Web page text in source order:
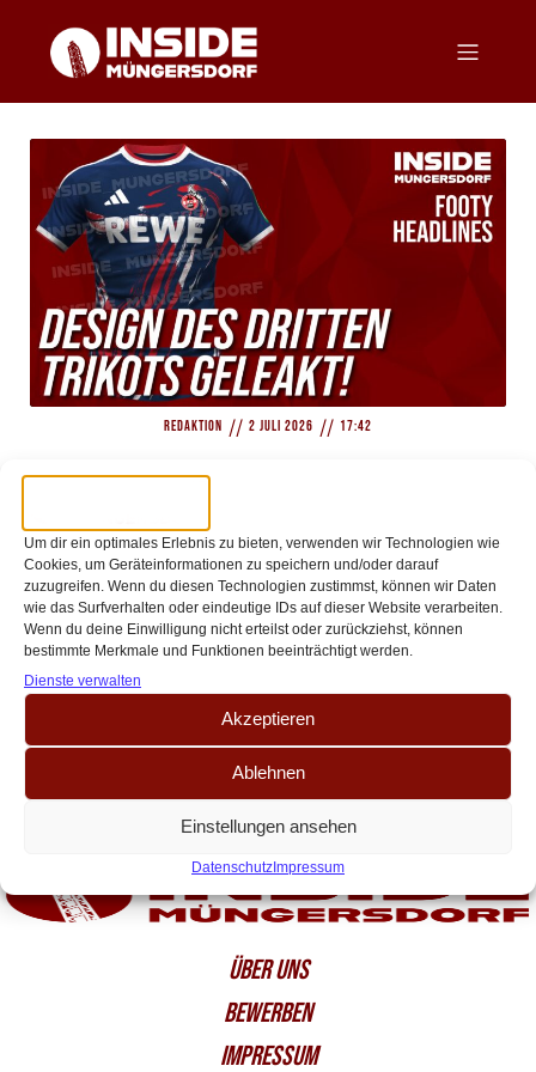
Um dir ein optimales Erlebnis zu bieten, verwenden wir Technologien wie
Cookies, um Geräteinformationen zu speichern und/oder darauf
zuzugreifen. Wenn du diesen Technologien zustimmst, können wir Daten
wie das Surfverhalten oder eindeutige IDs auf dieser Website verarbeiten.
Wenn du deine Einwilligung nicht erteilst oder zurückziehst, können
bestimmte Merkmale und Funktionen beeinträchtigt werden.
Dienste verwalten
Akzeptieren
Ablehnen
Einstellungen ansehen
DatenschutzImpressum
Redaktion // 2 Juli 2026 // 17:42
EXKLUSIV – DESIGN DES DRITTEN TRIKOTS
GELEAKT
Zwei Tage nach der Vorstellung des Heimtrikots, können wir nun auch das
Ausweichtrikot exklusiv vorstellen. Bevor Fragen aufkommen: Das Design
entspricht der Realität und ist[…]
ÜBER UNS
BEWERBEN
IMPRESSUM